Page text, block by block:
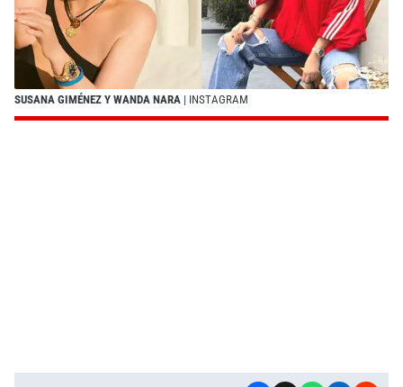
SUSANA GIMÉNEZ Y WANDA NARA | INSTAGRAM